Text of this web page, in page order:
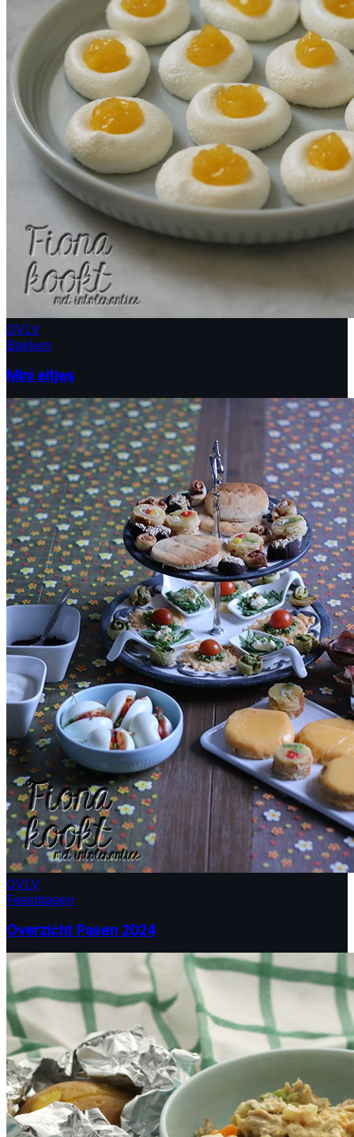
GVLV
Bakken
Mini eitjes
GVLV
Feestdagen
Overzicht Pasen 2024